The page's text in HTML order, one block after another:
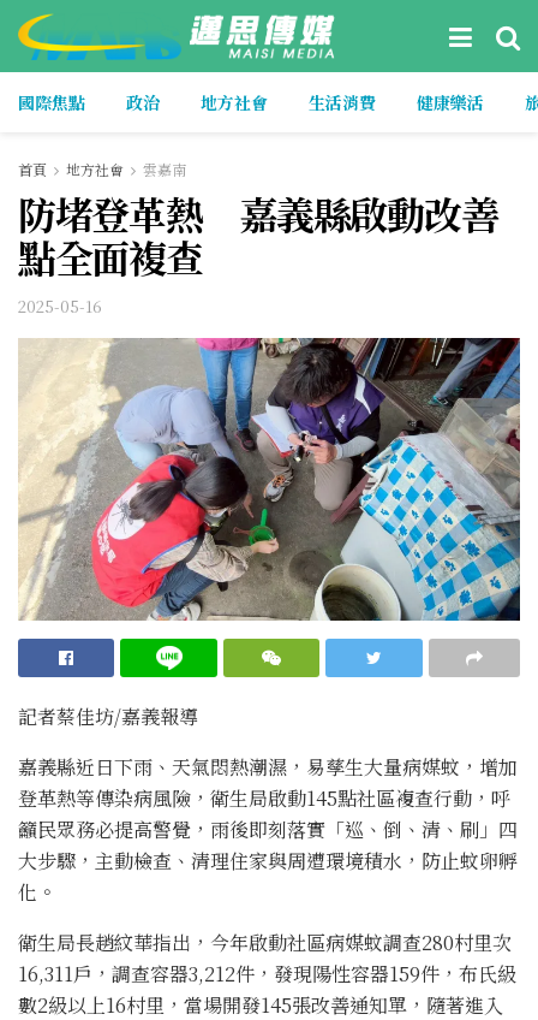
國際焦點 政治 地方社會 生活消費 健康樂活
首頁 地方社會 雲嘉南
防堵登革熱 嘉義縣啟動改善
點全面複查
2025-05-16
記者蔡佳坊/嘉義報導
嘉義縣近日下雨、天氣悶熱潮濕，易孳生大量病媒蚊，增加
登革熱等傳染病風險，衛生局啟動145點社區複查行動，呼
籲民眾務必提高警覺，雨後即刻落實「巡、倒、清、刷」四
大步驟，主動檢查、清理住家與周遭環境積水，防止蚊卵孵
化。
衛生局長趙紋華指出，今年啟動社區病媒蚊調查280村里次
16,311戶，調查容器3,212件，發現陽性容器159件，布氏級
數2級以上16村里，當場開發145張改善通知單，隨著進入